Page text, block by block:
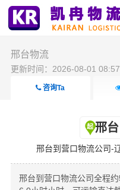
邢台物流
更新时间：2026-08-01
咨询Ta
邢台
邢台到营口物流公司-
邢台到营口物流公司全程